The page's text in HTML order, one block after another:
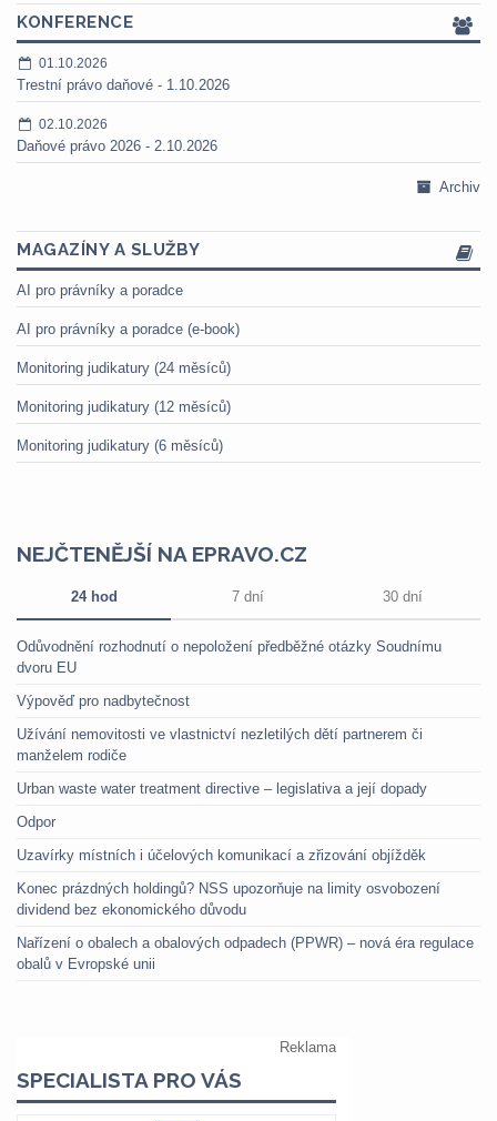
KONFERENCE
01.10.2026
Trestní právo daňové - 1.10.2026
02.10.2026
Daňové právo 2026 - 2.10.2026
Archiv
MAGAZÍNY A SLUŽBY
AI pro právníky a poradce
AI pro právníky a poradce (e-book)
Monitoring judikatury (24 měsíců)
Monitoring judikatury (12 měsíců)
Monitoring judikatury (6 měsíců)
NEJČTENĚJŠÍ NA EPRAVO.CZ
24 hod 7 dní 30 dní
Odůvodnění rozhodnutí o nepoložení předběžné otázky Soudnímu
dvoru EU
Výpověď pro nadbytečnost
Užívání nemovitosti ve vlastnictví nezletilých dětí partnerem či
manželem rodiče
Urban waste water treatment directive – legislativa a její dopady
Odpor
Uzavírky místních i účelových komunikací a zřizování objížděk
Konec prázdných holdingů? NSS upozorňuje na limity osvobození
dividend bez ekonomického důvodu
Nařízení o obalech a obalových odpadech (PPWR) – nová éra regulace
obalů v Evropské unii